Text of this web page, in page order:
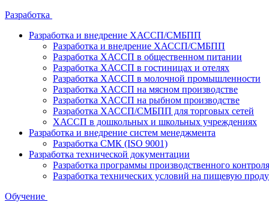
Разработка
Разработка и внедрение ХАССП/СМБПП
Разработка и внедрение ХАССП/СМБПП
Разработка ХАССП в общественном питании
Разработка ХАССП в гостиницах и отелях
Разработка ХАССП в молочной промышленности
Разработка ХАССП на мясном производстве
Разработка ХАССП на рыбном производстве
Разработка ХАССП/СМБПП для торговых сетей
ХАССП в дошкольных и школьных учреждениях
Разработка и внедрение систем менеджмента
Разработка СМК (ISO 9001)
Разработка технической документации
Разработка программы производственного
Разработка технических условий на пищевую
Обучение